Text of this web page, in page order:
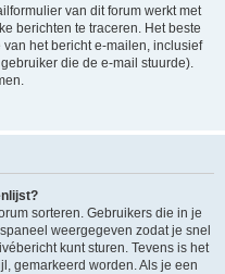
van dit forum werkt met
berichten te traceren. Het beste
het bericht e-mailen, inclusief
die de e-mail stuurde).
sorteren. Gebruikers die in je
weergegeven zodat je snel
kunt sturen. Tevens is het
gemarkeerd worden. Als je een